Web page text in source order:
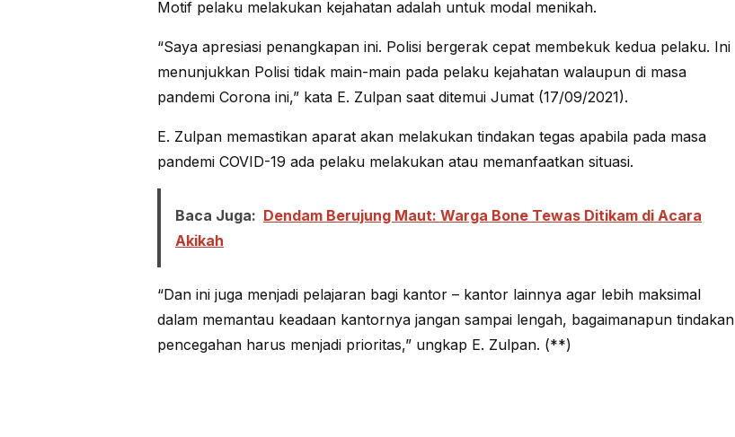
Motif pelaku melakukan kejahatan adalah untuk modal menikah.
“Saya apresiasi penangkapan ini. Polisi bergerak cepat membekuk kedua pelaku. Ini
menunjukkan Polisi tidak main-main pada pelaku kejahatan walaupun di masa
pandemi Corona ini,” kata E. Zulpan saat ditemui Jumat (17/09/2021).
E. Zulpan memastikan aparat akan melakukan tindakan tegas apabila pada masa
pandemi COVID-19 ada pelaku melakukan atau memanfaatkan situasi.
Baca Juga: Dendam Berujung Maut: Warga Bone Tewas Ditikam di Acara
Akikah
“Dan ini juga menjadi pelajaran bagi kantor – kantor lainnya agar lebih maksimal
dalam memantau keadaan kantornya jangan sampai lengah, bagaimanapun tindakan
pencegahan harus menjadi prioritas,” ungkap E. Zulpan. (**)